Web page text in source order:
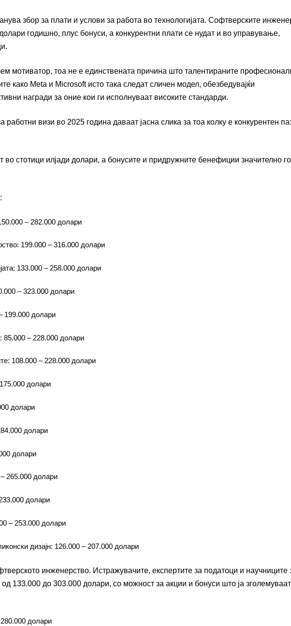
збор за плати и услови за работа во технологијата. Софтверските
годишно, плус бонуси, а конкурентни плати се нудат и во управување,
мотиватор, тоа не е единствената причина што талентираните
како Meta и Microsoft исто така следат сличен модел, обезбедувајќи
награди за оние кои ги исполнуваат високите стандарди.
работни визи во 2025 година даваат јасна слика за тоа колку е конкурентен
во стотици илјади долари, а бонусите и придружните бенефиции значително го
– 282.000 долари
199.000 – 316.000 долари
133.000 – 258.000 долари
– 323.000 долари
199.000 долари
85.000 – 228.000 долари
108.000 – 228.000 долари
долари
долари
долари
долари
265.000 долари
долари
– 253.000 долари
дизајн: 126.000 – 207.000 долари
инженерство. Истражувачите, експертите за податоци и научниците
133.000 до 303.000 долари, со можност за акции и бонуси што ја зголемуваат
долари